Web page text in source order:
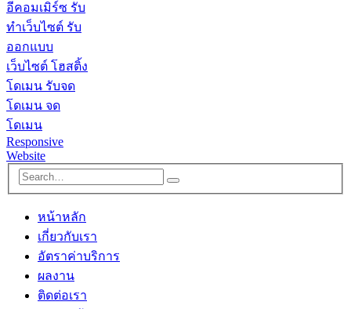
หน้าหลัก
เกี่ยวกับเรา
อัตราค่าบริการ
ผลงาน
ติดต่อเรา